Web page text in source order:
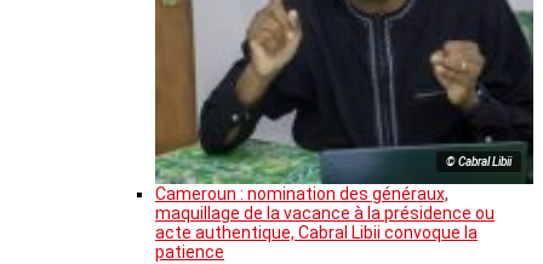
© Cabral Libii
Cameroun : nomination des généraux,
maquillage de la vacance à la présidence ou
acte authentique, Cabral Libii convoque la
patience